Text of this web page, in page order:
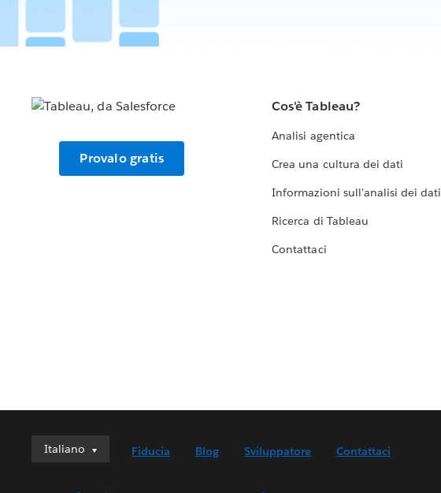
Provalo gratis
Cos'è Tableau?
Analisi agentica
Crea una cultura dei dati
Informazioni sull'analisi dei dati
Ricerca di Tableau
Contattaci
Italiano
Italiano
Fiducia Blog Sviluppatore Contattaci